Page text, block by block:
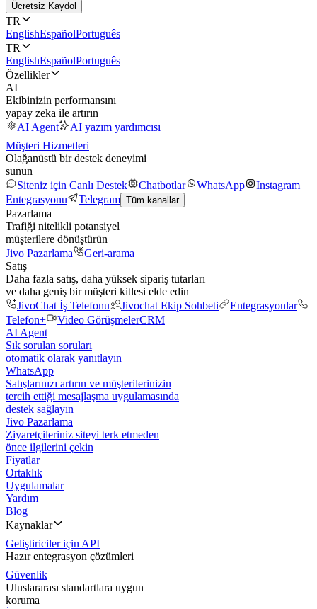
Ücretsiz Kaydol
TR
EnglishEspañolPortuguês
TR
EnglishEspañolPortuguês
Özellikler
AI
Ekibinizin performansını
yapay zeka ile artırın
AI Agent
AI yazım yardımcısı
Müşteri Hizmetleri
Olağanüstü bir destek deneyimi
sunun
Siteniz için Canlı Destek
Chatbotlar WhatsApp
Instagram
Entegrasyonu
Telegram Tüm kanallar
Pazarlama
Trafiği nitelikli potansiyel
müşterilere dönüştürün
Jivo Pazarlama
Geri-arama
Satış
Daha fazla satış, daha yüksek sipariş tutarları
ve daha geniş bir müşteri kitlesi elde edin
JivoChat İş Telefonu
Jivochat Ekip Sohbeti
Entegrasyonlar
Telefon+
Video GörüşmelerCRM
AI Agent
Sık sorulan soruları
otomatik olarak yanıtlayın
WhatsApp
Satışlarınızı artırın ve müşterilerinizin
tercih ettiği mesajlaşma uygulamasında
destek sağlayın
Jivo Pazarlama
Ziyaretçileriniz siteyi terk etmeden
önce ilgilerini çekin
Fiyatlar
Ortaklık
Uygulamalar
Yardım
Blog
Kaynaklar
Geliştiriciler için API
Hazır entegrasyon çözümleri
Güvenlik
Uluslararası standartlara uygun
koruma